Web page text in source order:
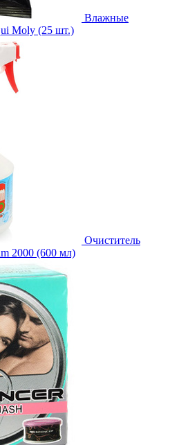
Влажные
Moly (25 шт.)
Очиститель
2000 (600 мл)